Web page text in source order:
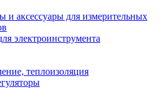
и аксессуары для измерительных
электроинструмента
теплоизоляция